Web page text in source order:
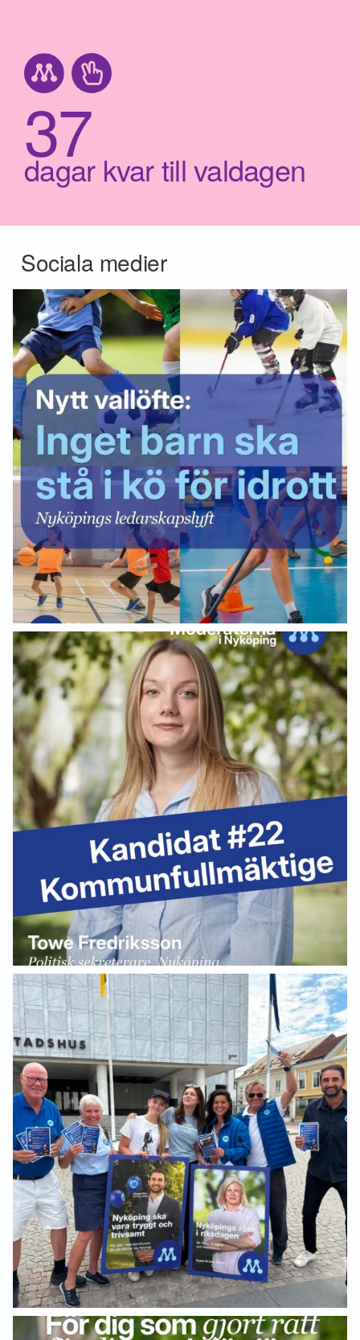
37
dagar kvar till valdagen
Sociala medier